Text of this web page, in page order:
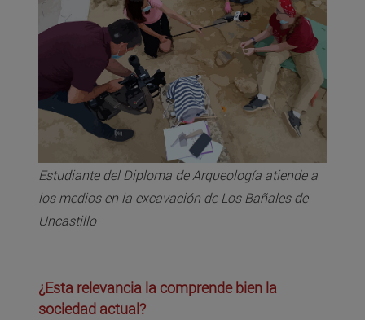
Estudiante del Diploma de Arqueología atiende a
los medios en la excavación de Los Bañales de
Uncastillo
¿Esta relevancia la comprende bien la
sociedad actual?